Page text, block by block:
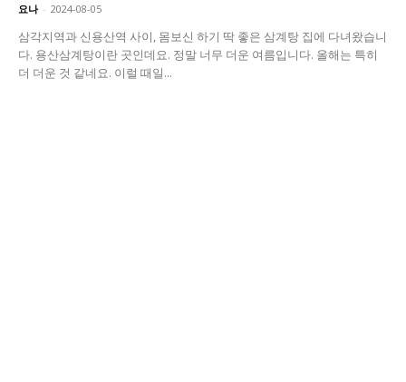
요나 - 2024-08-05
삼각지역과 신용산역 사이, 몸보신 하기 딱 좋은 삼계탕 집에 다녀왔습니
다. 용산삼계탕이란 곳인데요. 정말 너무 더운 여름입니다. 올해는 특히
더 더운 것 같네요. 이럴 때일...